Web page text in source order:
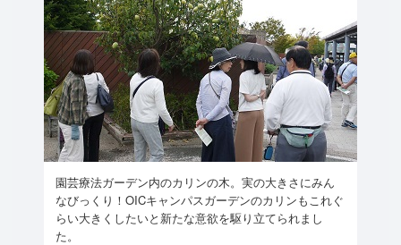
園芸療法ガーデン内のカリンの木。実の大きさにみん
なびっくり！OICキャンパスガーデンのカリンもこれぐ
らい大きくしたいと新たな意欲を駆り立てられまし
た。